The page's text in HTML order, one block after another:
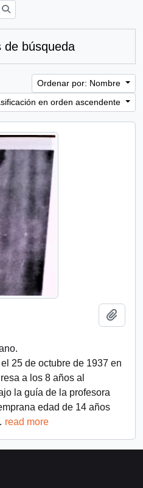
de búsqueda
Ordenar por: Nombre
en orden ascendente
25 de octubre de 1937 en
a los 8 años al
la guía de la profesora
edad de 14 años
read more